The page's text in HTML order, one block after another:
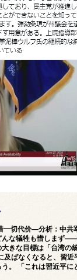
切代价—分析：中共
な犠牲も惜しまず
きな目標は「台湾の
ばなくなると、習
。 「これは習近平